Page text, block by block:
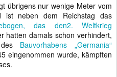
übrigens nur wenige Meter vom
ist neben dem Reichstag das
das den2. Weltkrieg
hatten damals schon verhindert,
Bauvorhabens „Germania“
eingenommen wurde, kämpften